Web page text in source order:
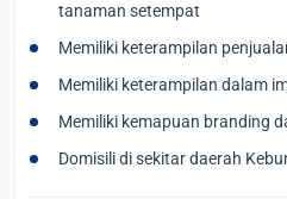
tanaman setempat
Memiliki keterampilan
Memiliki keterampilan dalam
Memiliki kemapuan branding
Domisili di sekitar daerah